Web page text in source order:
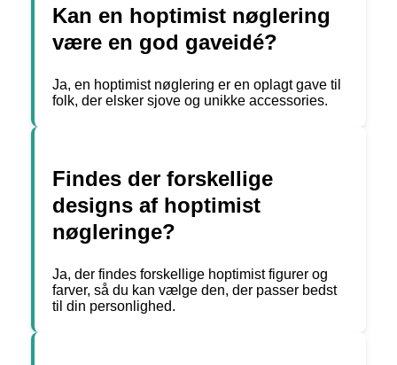
Kan en hoptimist nøglering
være en god gaveidé?
Ja, en hoptimist nøglering er en oplagt gave til
folk, der elsker sjove og unikke accessories.
Findes der forskellige
designs af hoptimist
nøgleringe?
Ja, der findes forskellige hoptimist figurer og
farver, så du kan vælge den, der passer bedst
til din personlighed.